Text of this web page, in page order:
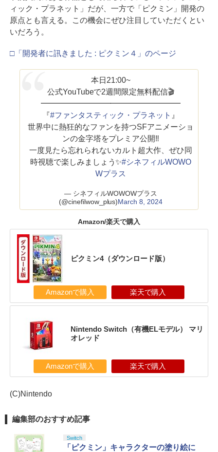
ィック・プラネット」だが、一方で「ピクミン」開発の
原点とも言える。この機会にぜひ注目していただくとい
いだろう。
□「開発者に訊きました : ピクミン４」のページ
本日21:00~
公式YouTubeで2週間限定無料配信🎬
━━━━━━━━━━━━━━━━━━
『#ファンタスティック・プラネット 』
世界中に熱狂的なファンを持つSFアニメーショ
ンの金字塔をプレミア公開‼
一度見たら忘れられないカルト超大作、ぜひ同
時視聴で楽しみましょう✨#シネフィルWOWO
Wプラス
— シネフィルWOWOWプラス
(@cinefilwow_plus)March 8, 2024
Amazon/楽天で購入
ピクミン4（ダウンロード版）
Amazonで購入 楽天で購入
Nintendo Switch（有機ELモデル） マリ
オレッド
Amazonで購入 楽天で購入
(C)Nintendo
編集部のおすすめ記事
Switch
「ピクミン」キャラクターの塗り絵に